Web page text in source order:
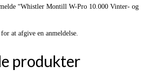
“Whistler Montill W-Pro 10.000 Vinter- og
for at afgive en anmeldelse.
produkter